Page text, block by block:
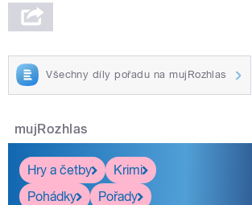
Všechny díly pořadu na mujRozhlas
mujRozhlas
Hry a četby
Krimi
Pohádky
Pořady